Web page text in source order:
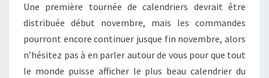
Une première tournée de calendriers devrait être
distribuée début novembre, mais les commandes
pourront encore continuer jusque fin novembre, alors
n’hésitez pas à en parler autour de vous pour que tout
le monde puisse afficher le plus beau calendrier du